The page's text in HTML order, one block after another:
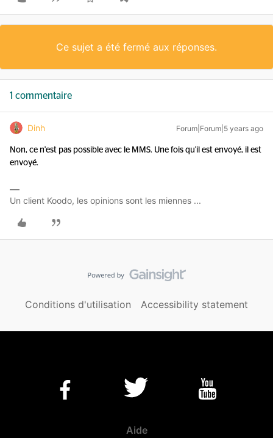
Ce sujet a été fermé aux réponses.
1 commentaire
Dinh Forum|Forum|5 years ago
Non, ce n'est pas possible avec le MMS. Une fois qu'il est envoyé, il est
envoyé.
Un client Koodo, les opinions sont les miennes ...
Conditions d'utilisation Accessibility statement
Aide